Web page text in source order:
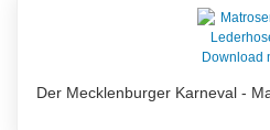
Der Mecklenburger Karneval -